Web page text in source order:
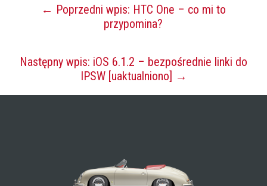
← Poprzedni wpis: HTC One – co mi to
przypomina?
Następny wpis: iOS 6.1.2 – bezpośrednie linki do
IPSW [uaktualniono] →